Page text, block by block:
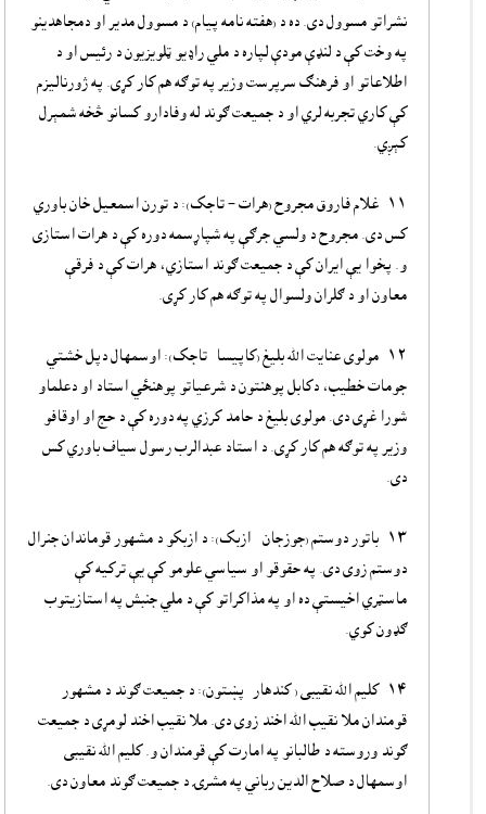
نشراتو مسوول دی.‌ ده د (هفته نامه پیام) د مسوول مدیر او دمجاهدینو
په وخت کې د لنډې مودې لپاره د ملي‌ راډیو ټلویزیون د رئیس او د
اطلاعاتو او فرهنګ سرپرست وزیر په توګه هم کار کړی. په ژورنالیزم
کې کاري‌ تجربه لري او د جمیعت ګوند له وفادارو کسانو څخه شمېرل
کېږي.
۱۱- غلام فاروق مجروح (هرات – تاجک): د تورن اسمعیل خان باوري
کس دی. مجروح د ولسي‌ جرګې په شپاړسمه دوره کې د هرات استازی
و.‌ پخوا یې ایران کې د جمیعت ګوند استازي، هرات کې د فرقې
معاون او د ګلران ولسوال په توګه هم کار کړی.
۱۲- مولوی عنایت الله بلیغ (کاپیسا- تاجک)‌: اوسمهال‌ دپل خشتي‌
جومات خطیب، دکابل پوهنتون د شرعیاتو پوهنځي استاد او دعلماو
شورا غړی دی. مولوی بلیغ د حامد کرزي په دوره کې د حج او اوقافو
وزیر په توګه هم کار کړی. د استاد عبدالرب رسول سیاف باوري کس
دی.
۱۳- باتور دوستم (جوزجان - ازبک): د ازبکو د مشهور قوماندان جنرال
دوستم زوی دی.‌ په حقوقو او سیاسي‌ علومو کې یې ترکیه کې
ماسټري‌ اخیستې ده او په مذاکراتو کې د ملي جنبش په استازیتوب
ګډون کوي.
۱۴- کلیم الله نقیبی ( کندهار- پښتون)‌: د جمیعت ګوند د مشهور
قومندان ملا نقیب الله اخند زوی دی. ملا نقیب اخند لومړی د جمیعت
ګوند وروسته د طالبانو په امارت کې قومندان و. کلیم الله نقیبی
اوسمهال د صلاح الدین رباني په مشرۍ د جمیعت ګوند معاون دی.